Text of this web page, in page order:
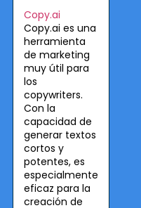
Copy.ai
Copy.ai es una
herramienta
de marketing
muy útil para
los
copywriters.
Con la
capacidad de
generar textos
cortos y
potentes, es
especialmente
eficaz para la
creación de